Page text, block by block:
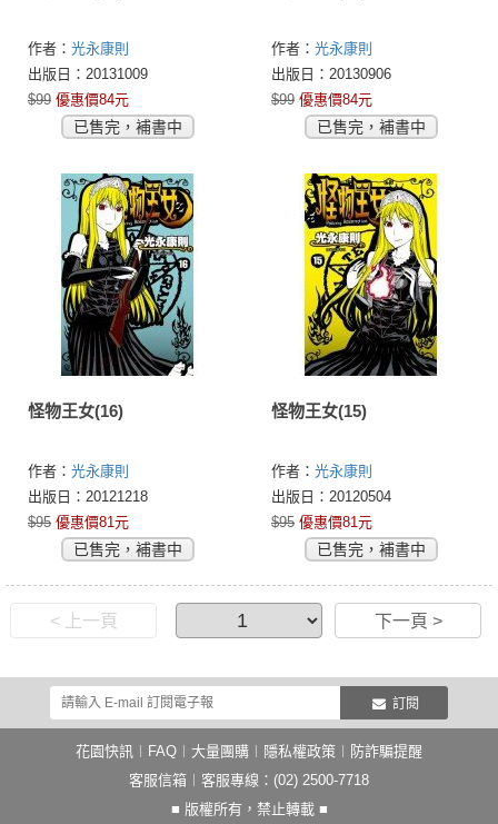
作者： 光永康則
出版日：20131009
$99 優惠價84元
已售完，補書中
作者： 光永康則
出版日：20130906
$99 優惠價84元
已售完，補書中
怪物王女(16)
作者： 光永康則
出版日：20121218
$95 優惠價81元
已售完，補書中
怪物王女(15)
作者： 光永康則
出版日：20120504
$95 優惠價81元
已售完，補書中
< 上一頁 下一頁 >
訂閱
花園快訊 FAQ 大量團購 隱私權政策
防詐騙提醒
客服信箱 ︱客服專線：(02) 2500-7718
■ 版權所有，禁止轉載 ■